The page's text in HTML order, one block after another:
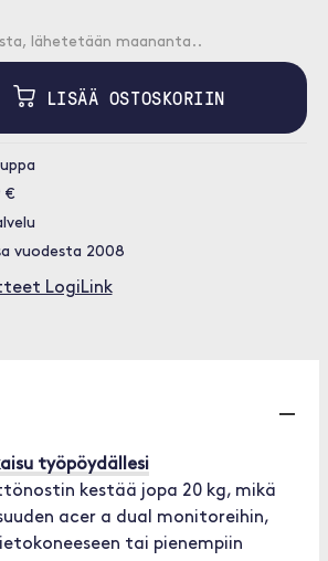
lähetetään maananta..
LISÄÄ OSTOSKORIIN
€
vuodesta 2008
LogiLink
työpöydällesi
kestää jopa 20 kg, mikä
acer a dual monitoreihin,
tai pienempiin